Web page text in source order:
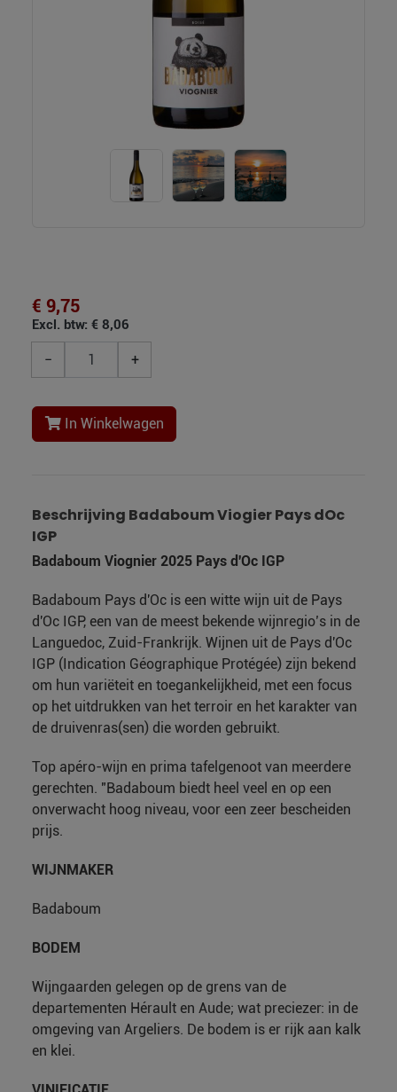
€ 9,75
Excl. btw: € 8,06
− +
In Winkelwagen
Beschrijving Badaboum Viogier Pays dOc
IGP
Badaboum Viognier 2025 Pays d'Oc IGP
Badaboum Pays d'Oc is een witte wijn uit de Pays
d'Oc IGP, een van de meest bekende wijnregio’s in de
Languedoc, Zuid-Frankrijk. Wijnen uit de Pays d'Oc
IGP (Indication Géographique Protégée) zijn bekend
om hun variëteit en toegankelijkheid, met een focus
op het uitdrukken van het terroir en het karakter van
de druivenras(sen) die worden gebruikt.
Top apéro-wijn en prima tafelgenoot van meerdere
gerechten. "Badaboum biedt heel veel en op een
onverwacht hoog niveau, voor een zeer bescheiden
prijs.
WIJNMAKER
Badaboum
BODEM
Wijngaarden gelegen op de grens van de
departementen Hérault en Aude; wat preciezer: in de
omgeving van Argeliers. De bodem is er rijk aan kalk
en klei.